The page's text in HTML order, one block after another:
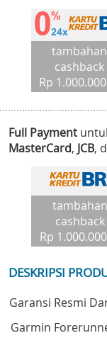
tambahan
cashback
Rp
Full Payment
MasterCard, JCB,
tambahan
cashback
Rp
DESKRIPSI
Garansi Resmi
Garmin